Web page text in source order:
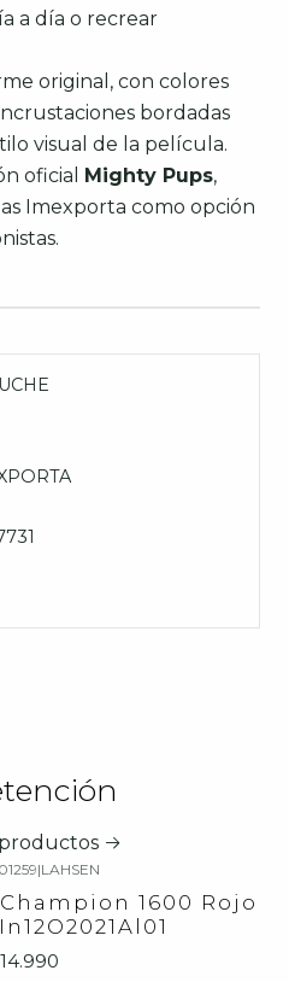
a día o recrear
original, con colores
bordadas
visual de la película.
oficial Mighty Pups,
Imexporta como opción
|LAHSEN
1600 Rojo